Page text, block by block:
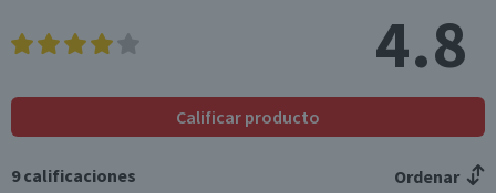
4.8
Calificar producto
9 calificaciones Ordenar